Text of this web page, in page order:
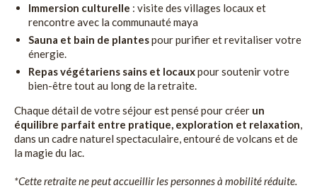
Immersion culturelle : visite des villages locaux et
rencontre avec la communauté maya
Sauna et bain de plantespour purifier et revitaliser votre
énergie.
Repas végétariens sains et locauxpour soutenir votre
bien-être tout au long de la retraite.
Chaque détail de votre séjour est pensé pour créer un
équilibre parfait entre pratique, exploration et relaxation,
dans un cadre naturel spectaculaire, entouré de volcans et de
la magie du lac.
*Cette retraite ne peut accueillir les personnes à mobilité réduite.